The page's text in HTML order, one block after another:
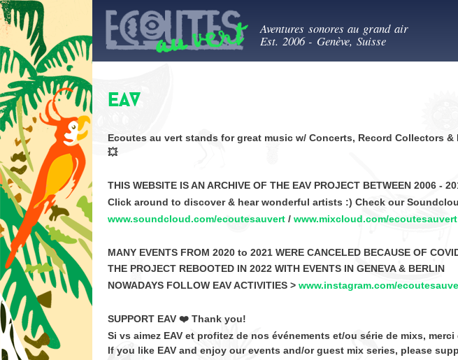
Ecoutes au vert
Aventures sonores au grand air
Est. 2006 - Genève, Suisse
EAV
Ecoutes au vert stands for great music w/ Concerts, Record Collectors
💥
THIS WEBSITE IS AN ARCHIVE OF THE EAV PROJECT BETWEEN 2006 -
Click around to discover & hear wonderful artists :) Check our
www.soundcloud.com/ecoutesauvert / www.mixcloud.com/ecoutesauvert
MANY EVENTS FROM 2020 to 2021 WERE CANCELED BECAUSE OF
THE PROJECT REBOOTED IN 2022 WITH EVENTS IN GENEVA & BERLIN
NOWADAYS FOLLOW EAV ACTIVITIES > www.instagram.com/
SUPPORT EAV ❤️ Thank you!
Si vs aimez EAV et profitez de nos événements et/ou série de mixs,
If you like EAV and enjoy our events and/or guest mix series, please